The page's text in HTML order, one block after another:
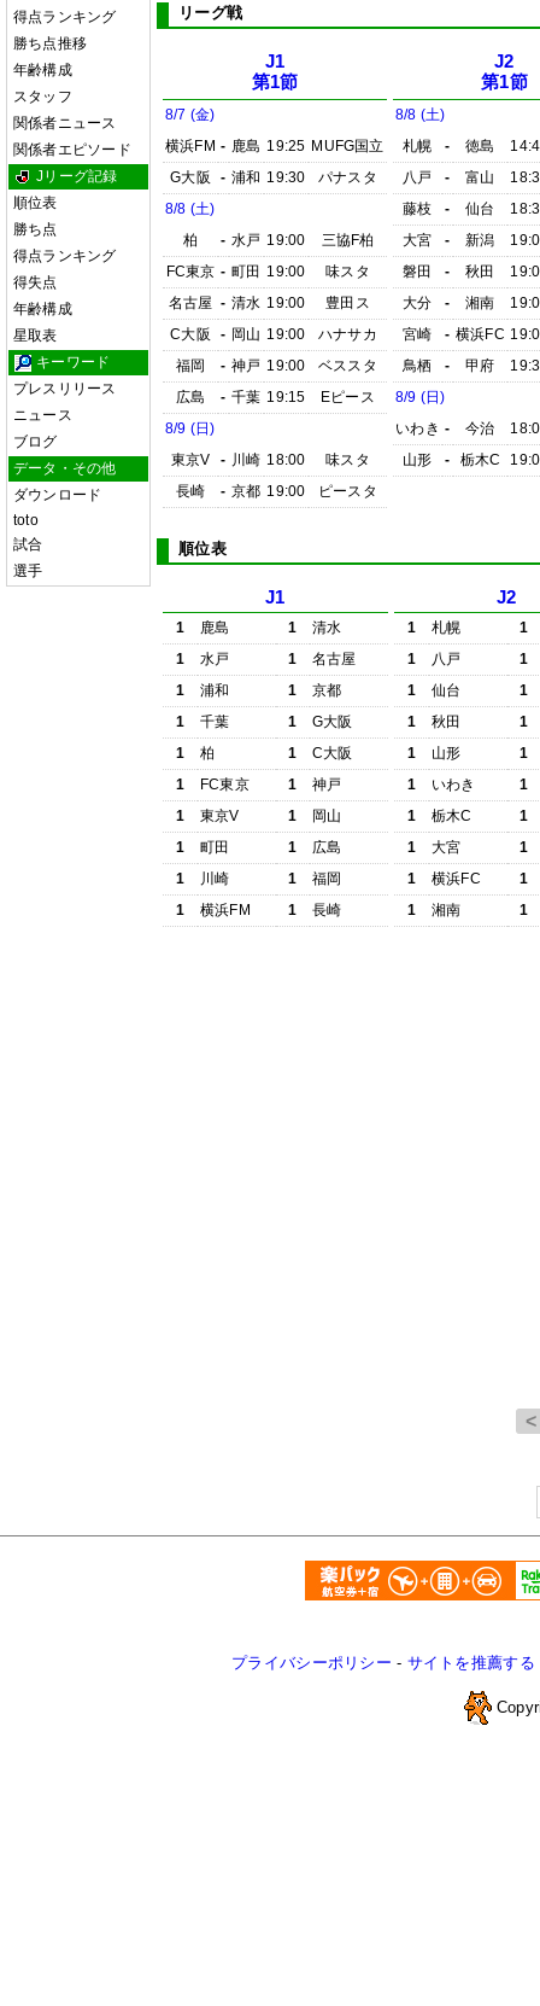
得点ランキング
勝ち点推移
年齢構成
スタッフ
関係者ニュース
関係者エピソード
Jリーグ記録
順位表
勝ち点
得点ランキング
得失点
年齢構成
星取表
キーワード
プレスリリース
ニュース
ブログ
データ・その他
ダウンロード
toto
試合
選手
リーグ戦
J1
第1節
8/7 (金)
横浜FM - 鹿島 19:25 MUFG国立
G大阪
- 浦和 19:30
パナスタ
8/8 (土)
柏
- 水戸 19:00
三協F柏
FC東京 - 町田 19:00
味スタ
名古屋 - 清水 19:00
豊田ス
C大阪
- 岡山 19:00
ハナサカ
福岡
- 神戸 19:00
ベススタ
広島
- 千葉 19:15
Eピース
8/9 (日)
東京V
- 川崎 18:00
味スタ
長崎
- 京都 19:00 ピースタ
J2
第1節
8/8 (土)
札幌
- 徳島
八戸
- 富山
藤枝
- 仙台
大宮
- 新潟
磐田
- 秋田
大分
- 湘南
宮崎
- 横浜FC
鳥栖
- 甲府
8/9 (日)
いわき - 今治
山形
- 栃木C
順位表
J1
1 鹿島 1
清水
1
水戸 1
名古屋
1
浦和 1
京都
1
千葉 1
G大阪
1
柏 1
C大阪
1
FC東京 1
神戸
1
東京V 1
岡山
1
町田 1
広島
1
川崎 1
福岡
1
横浜FM 1 長崎
J2
1 札幌
1
1
八戸
1
1
仙台
1
1
秋田
1
1
山形
1
1
いわき
1
1
栃木C
1
1
大宮
1
1
横浜FC
1
1
湘南 1
プライバシーポリシー - サイトを推薦する